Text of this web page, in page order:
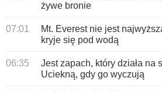
żywe bronie
07:01
Mt. Everest nie jest
kryje się pod wodą
06:35
Jest zapach, który działa na
Uciekną, gdy go wyczują